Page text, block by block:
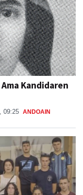
Kandidaren
09:25 ANDOAIN